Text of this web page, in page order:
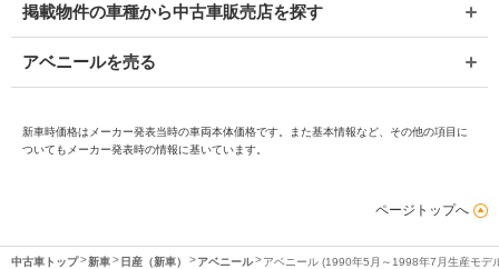
掲載物件の車種から中古車販売店を探す
アベニールを売る
新車時価格はメーカー発表当時の車両本体価格です。また基本情報など、その他の項目に
ついてもメーカー発表時の情報に基いています。
ページトップへ
中古車トップ 新車 日産（新車） アベニール アベニール (1990年5月～1998年7月生産モデ